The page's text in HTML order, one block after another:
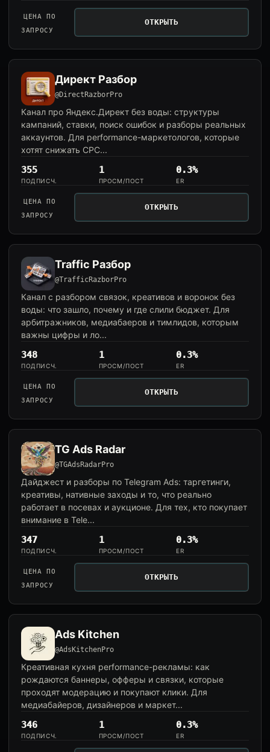
ЦЕНА ПО
ЗАПРОСУ
ОТКРЫТЬ
Директ Разбор
@DirectRazborPro
Канал про Яндекс.Директ без воды: структуры
кампаний, ставки, поиск ошибок и разборы реальных
аккаунтов. Для performance-маркетологов, которые
хотят снижать CPC...
355
ПОДПИСЧ.
1
ПРОСМ/ПОСТ
0.3%
ER
ЦЕНА ПО
ЗАПРОСУ
ОТКРЫТЬ
Traffic Разбор
@TrafficRazborPro
Канал с разбором связок, креативов и воронок без
воды: что зашло, почему и где слили бюджет. Для
арбитражников, медиабаеров и тимлидов, которым
важны цифры и ло...
348
ПОДПИСЧ.
1
ПРОСМ/ПОСТ
0.3%
ER
ЦЕНА ПО
ЗАПРОСУ
ОТКРЫТЬ
TG Ads Radar
@TGAdsRadarPro
Дайджест и разборы по Telegram Ads: таргетинги,
креативы, нативные заходы и то, что реально
работает в посевах и аукционе. Для тех, кто покупает
внимание в Tele...
347
ПОДПИСЧ.
1
ПРОСМ/ПОСТ
0.3%
ER
ЦЕНА ПО
ЗАПРОСУ
ОТКРЫТЬ
Ads Kitchen
@AdsKitchenPro
Креативная кухня performance-рекламы: как
рождаются баннеры, офферы и связки, которые
проходят модерацию и покупают клики. Для
медиабайеров, дизайнеров и маркет...
346
ПОДПИСЧ.
1
ПРОСМ/ПОСТ
0.3%
ER